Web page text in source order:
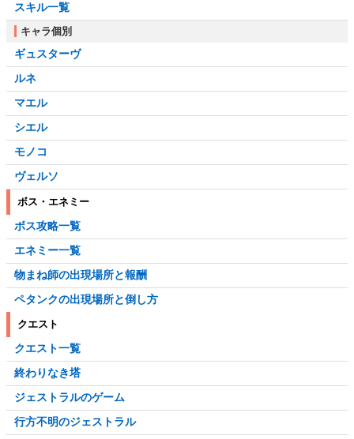
スキル一覧
キャラ個別
ギュスターヴ
ルネ
マエル
シエル
モノコ
ヴェルソ
ボス・エネミー
ボス攻略一覧
エネミー一覧
物まね師の出現場所と報酬
ペタンクの出現場所と倒し方
クエスト
クエスト一覧
終わりなき塔
ジェストラルのゲーム
行方不明のジェストラル